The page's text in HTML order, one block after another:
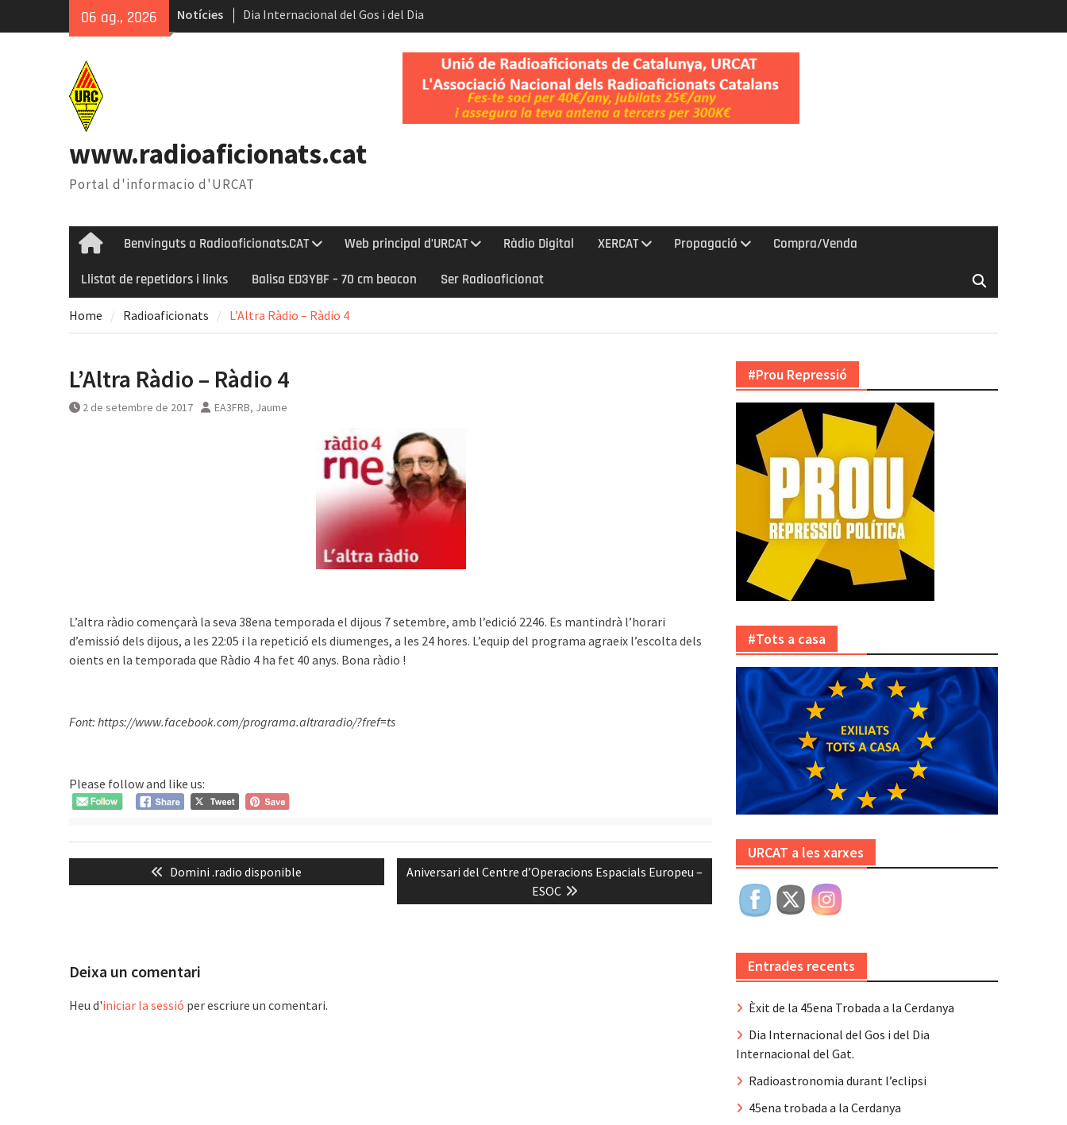
06 ag., 2026 Notícies
Dia Internacional del Gos i del Dia
Internacional del Gat.
Radioastronomia durant l’eclipsi
Èxit de la 45ena Trobada a la Cerdanya
www.radioaficionats.cat
Portal d'informacio d'URCAT
HomeBenvinguts a Radioaficionats.CAT Web principal d’URCAT Ràdio Digital XERCAT Propagació Compra/Venda
Llistat de repetidors i links Balisa ED3YBF – 70 cm beacon Ser Radioaficionat
Home Radioaficionats L’Altra Ràdio – Ràdio 4
L’Altra Ràdio – Ràdio 4
2 de setembre de 2017 EA3FRB, Jaume
L’altra ràdio començarà la seva 38ena temporada el dijous 7 setembre, amb l’edició 2246. Es mantindrà l’horari
d’emissió dels dijous, a les 22:05 i la repetició els diumenges, a les 24 hores. L’equip del programa agraeix l’escolta dels
oients en la temporada que Ràdio 4 ha fet 40 anys. Bona ràdio !
Font: https://www.facebook.com/programa.altraradio/?fref=ts
Please follow and like us:
Navegació
d'entrades
Previous
post:
Domini .radio disponible
Next
Aniversari del Centre d’Operacions Espacials Europeu –
ESOC
Deixa un comentari
Heu d'iniciar la sessió per escriure un comentari.
#Prou Repressió
#Tots a casa
URCAT a les xarxes
Entrades recents
Èxit de la 45ena Trobada a la Cerdanya
Dia Internacional del Gos i del Dia
Internacional del Gat.
Radioastronomia durant l’eclipsi
45ena trobada a la Cerdanya